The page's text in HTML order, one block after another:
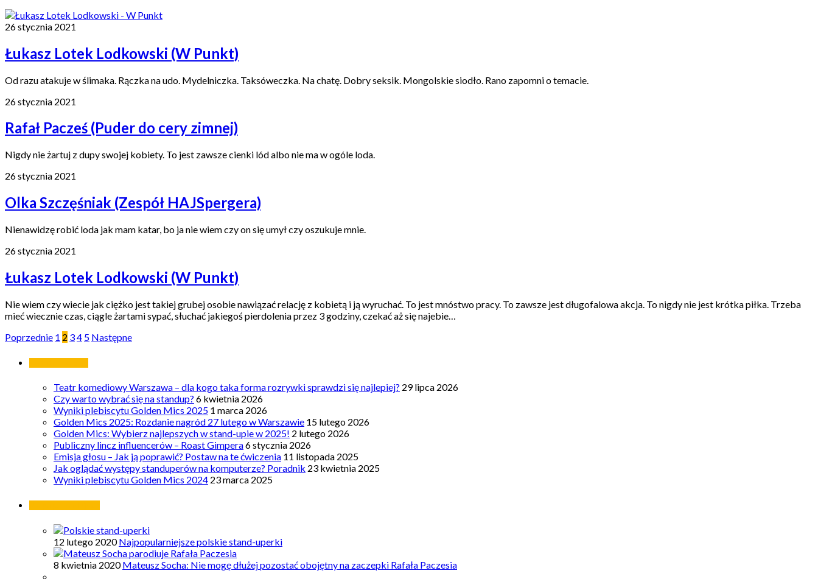
26 stycznia 2021
Łukasz Lotek Lodkowski (W Punkt)
Od razu atakuje w ślimaka. Rączka na udo. Mydelniczka. Taksóweczka. Na chatę. Dobry seksik. Mongolskie siodło. Rano zapomni o temacie.
26 stycznia 2021
Rafał Pacześ (Puder do cery zimnej)
Nigdy nie żartuj z dupy swojej kobiety. To jest zawsze cienki lód albo nie ma w ogóle loda.
26 stycznia 2021
Olka Szczęśniak (Zespół HAJSpergera)
Nienawidzę robić loda jak mam katar, bo ja nie wiem czy on się umył czy oszukuje mnie.
26 stycznia 2021
Łukasz Lotek Lodkowski (W Punkt)
Nie wiem czy wiecie jak ciężko jest takiej grubej osobie nawiązać relację z kobietą i ją wyruchać. To jest mnóstwo pracy. To zawsze jest długofalowa akcja. To nigdy nie jest krótka piłka. Trzeba
mieć wiecznie czas, ciągle żartami sypać, słuchać jakiegoś pierdolenia przez 3 godziny, czekać aż się najebie…
Poprzednie 1 2 34 5 Następne
Teatr komediowy Warszawa – dla kogo taka forma rozrywki sprawdzi się najlepiej? 29 lipca 2026
Czy warto wybrać się na standup? 6 kwietnia 2026
Wyniki plebiscytu Golden Mics 2025 1 marca 2026
Golden Mics 2025: Rozdanie nagród 27 lutego w Warszawie 15 lutego 2026
Golden Mics: Wybierz najlepszych w stand-upie w 2025! 2 lutego 2026
Publiczny lincz influencerów – Roast Gimpera6 stycznia 2026
Emisja głosu – Jak ją poprawić? Postaw na te ćwiczenia 11 listopada 2025
Jak oglądać występy standuperów na komputerze? Poradnik 23 kwietnia 2025
Wyniki plebiscytu Golden Mics 2024 23 marca 2025
12 lutego 2020 Najpopularniejsze polskie stand-uperki
8 kwietnia 2020 Mateusz Socha: Nie mogę dłużej pozostać obojętny na zaczepki Rafała Paczesia